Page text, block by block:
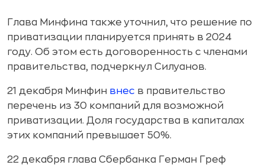
Глава Минфина также уточнил, что решение по
приватизации планируется принять в 2024
году. Об этом есть договоренность с членами
правительства, подчеркнул Силуанов.
21 декабря Минфин внес в правительство
перечень из 30 компаний для возможной
приватизации. Доля государства в капиталах
этих компаний превышает 50%.
22 декабря глава Сбербанка Герман Греф